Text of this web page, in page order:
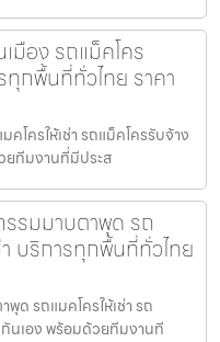
มือง รถแม็คโคร
ทุกพื้นที่ทั่วไทย ราคา
โครให้เช่า รถแม็คโครรับจ้าง
ยทีมงานที่มีประส
รมมาบตาพุด รถ
า บริการทุกพื้นที่ทั่วไทย
ด รถแมคโครให้เช่า รถ
กันเอง พร้อมด้วยทีมงานที